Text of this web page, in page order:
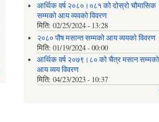
आर्थिक वर्ष २०८०।०८१ को दोस्रो चौमासिक
सम्मको आय व्यवको विवरण
मिति:02/25/2024 - 13:28
२०८० पौष मसान्त सम्मको आय व्ययको विवरण
मिति:01/19/2024 - 00:00
आर्थिक वर्ष २०७९।८० को चैत्र मसान सम्मको
आय व्यय विवरण
मिति:04/23/2023 - 10:37